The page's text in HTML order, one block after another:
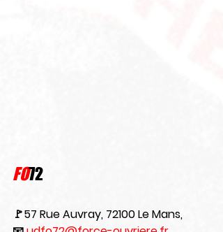
FO72
🚩57 Rue Auvray, 72100 Le Mans,